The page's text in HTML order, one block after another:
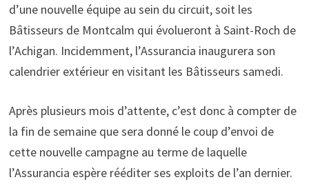
d’une nouvelle équipe au sein du circuit, soit les
Bâtisseurs de Montcalm qui évolueront à Saint-Roch de
l’Achigan. Incidemment, l’Assurancia inaugurera son
calendrier extérieur en visitant les Bâtisseurs samedi.
Après plusieurs mois d’attente, c’est donc à compter de
la fin de semaine que sera donné le coup d’envoi de
cette nouvelle campagne au terme de laquelle
l’Assurancia espère rééditer ses exploits de l’an dernier.